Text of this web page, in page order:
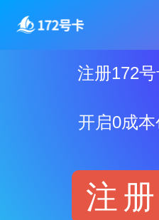
内
注册172
开启0成
注